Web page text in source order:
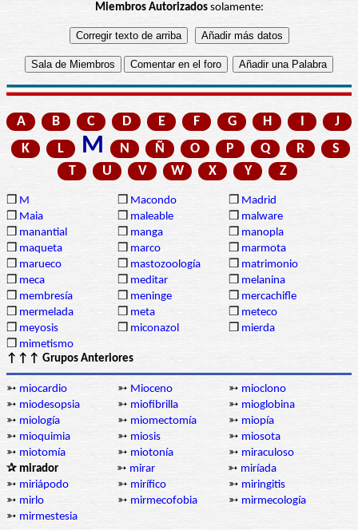
Miembros Autorizadossolamente:
A B C D E F G H I
J
K
L M N Ñ O P Q R
S
T
U V W X Y Z
❒ M ❒ Macondo ❒ Madrid
❒ Maia ❒ maleable ❒ malware
❒ manantial ❒ manga ❒ manopla
❒ maqueta ❒ marco ❒ marmota
❒ marueco ❒ mastozoología ❒ matrimonio
❒ meca ❒ meditar ❒ melanina
❒ membresía ❒ meninge ❒ mercachifle
❒ mermelada ❒ meta ❒ meteco
❒ meyosis ❒ miconazol ❒ mierda
❒ mimetismo
↑↑↑ Grupos Anteriores
➳ miocardio ➳ Mioceno ➳ mioclono
➳ miodesopsia ➳ miofibrilla ➳ mioglobina
➳ miología ➳ miomectomía ➳ miopía
➳ mioquimia ➳ miosis ➳ miosota
➳ miotomía ➳ miotonía ➳ miraculoso
✰ mirador
➳ mirar ➳ miríada
➳ miriápodo ➳ mirífico ➳ miringitis
➳ mirlo ➳ mirmecofobia ➳ mirmecología
➳ mirmestesia